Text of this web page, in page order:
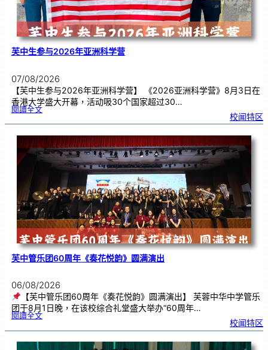
芙中生参与2026年亚洲科学营
07/08/2026
【芙中生参与2026年亚洲科学营】 《2026亚洲科学营》8月3日在
香港大学盛大开幕，活动吸30个国家超过30…
閱讀全文:芙
参
2
0
2
6
年
亚
洲科
校闻特区
芙中管乐团60周年《奏花悦韵》圆满演出
06/08/2026
【芙中管乐团60周年《奏花悦韵》圆满演出】 芙蓉中华中学管乐
团于8月1日晚，在该校综合礼堂盛大举办“60周年…
閱讀全文:芙
乐
6
0
校闻特区